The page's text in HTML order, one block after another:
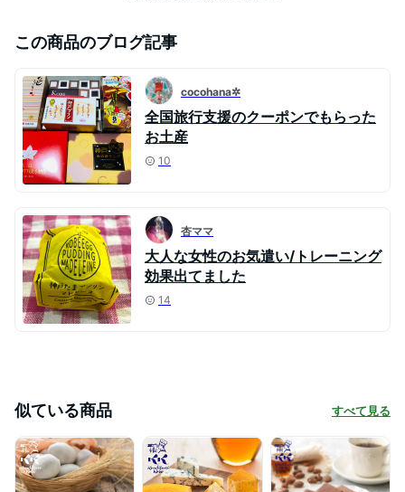
この商品のブログ記事
cocohana✲
全国旅行支援のクーポンでもらった
お土産
10
杏ママ
大人な女性のお気遣い/トレーニング
効果出てました
14
似ている商品 すべて見る